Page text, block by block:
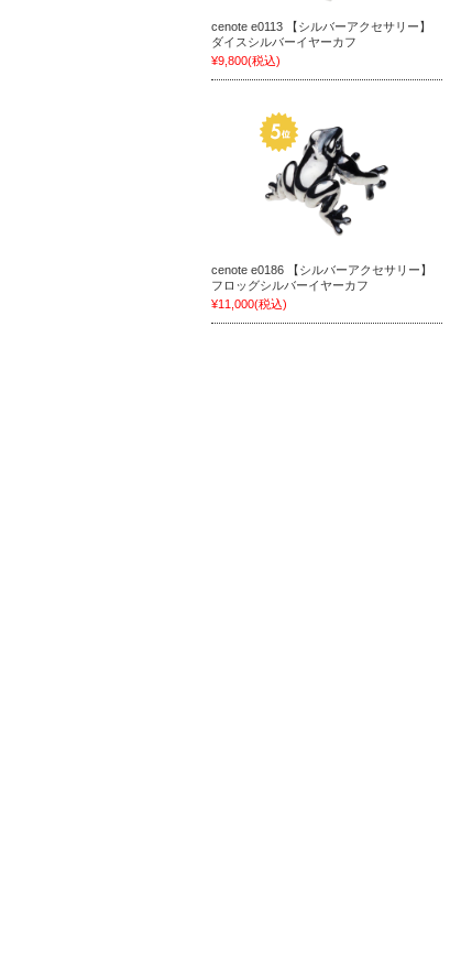
cenote e0113 【シルバーアクセサリー】
ダイスシルバーイヤーカフ
¥9,800(税込)
cenote e0186 【シルバーアクセサリー】
フロッグシルバーイヤーカフ
¥11,000(税込)